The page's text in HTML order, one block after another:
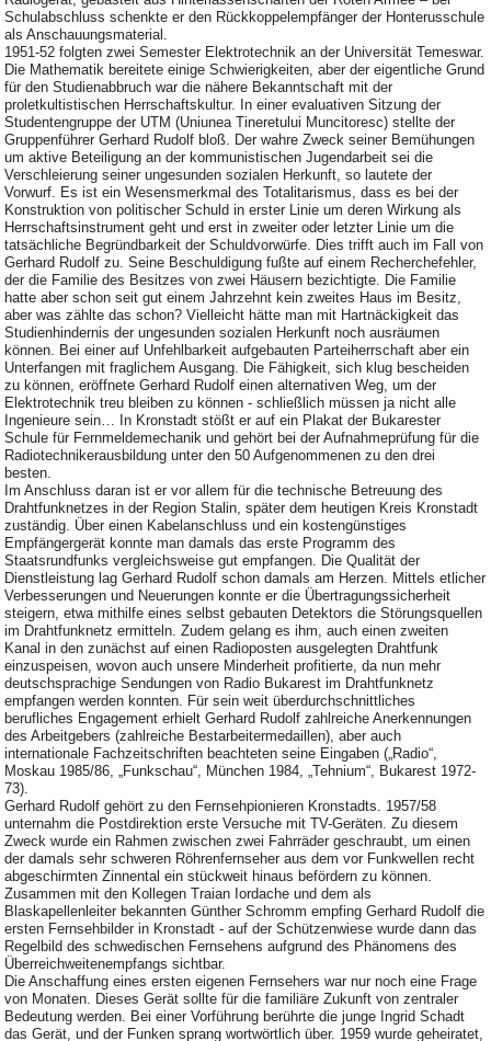
Schulabschluss schenkte er den Rückkoppelempfänger der Honterusschule
als Anschauungsmaterial.
1951-52 folgten zwei Semester Elektrotechnik an der Universität Temeswar.
Die Mathematik bereitete einige Schwierigkeiten, aber der eigentliche Grund
für den Studienabbruch war die nähere Bekanntschaft mit der
proletkultistischen Herrschaftskultur. In einer evaluativen Sitzung der
Studentengruppe der UTM (Uniunea Tineretului Muncitoresc) stellte der
Gruppenführer Gerhard Rudolf bloß. Der wahre Zweck seiner Bemühungen
um aktive Beteiligung an der kommunistischen Jugendarbeit sei die
Verschleierung seiner ungesunden sozialen Herkunft, so lautete der
Vorwurf. Es ist ein Wesensmerkmal des Totalitarismus, dass es bei der
Konstruktion von politischer Schuld in erster Linie um deren Wirkung als
Herrschaftsinstrument geht und erst in zweiter oder letzter Linie um die
tatsächliche Begründbarkeit der Schuldvorwürfe. Dies trifft auch im Fall von
Gerhard Rudolf zu. Seine Beschuldigung fußte auf einem Recherchefehler,
der die Familie des Besitzes von zwei Häusern bezichtigte. Die Familie
hatte aber schon seit gut einem Jahrzehnt kein zweites Haus im Besitz,
aber was zählte das schon? Vielleicht hätte man mit Hartnäckigkeit das
Studienhindernis der ungesunden sozialen Herkunft noch ausräumen
können. Bei einer auf Unfehlbarkeit aufgebauten Parteiherrschaft aber ein
Unterfangen mit fraglichem Ausgang. Die Fähigkeit, sich klug bescheiden
zu können, eröffnete Gerhard Rudolf einen alternativen Weg, um der
Elektrotechnik treu bleiben zu können - schließlich müssen ja nicht alle
Ingenieure sein… In Kronstadt stößt er auf ein Plakat der Bukarester
Schule für Fernmeldemechanik und gehört bei der Aufnahmeprüfung für die
Radiotechnikerausbildung unter den 50 Aufgenommenen zu den drei
besten.
Im Anschluss daran ist er vor allem für die technische Betreuung des
Drahtfunknetzes in der Region Stalin, später dem heutigen Kreis Kronstadt
zuständig. Über einen Kabelanschluss und ein kostengünstiges
Empfängergerät konnte man damals das erste Programm des
Staatsrundfunks vergleichsweise gut empfangen. Die Qualität der
Dienstleistung lag Gerhard Rudolf schon damals am Herzen. Mittels etlicher
Verbesserungen und Neuerungen konnte er die Übertragungssicherheit
steigern, etwa mithilfe eines selbst gebauten Detektors die Störungsquellen
im Drahtfunknetz ermitteln. Zudem gelang es ihm, auch einen zweiten
Kanal in den zunächst auf einen Radioposten ausgelegten Drahtfunk
einzuspeisen, wovon auch unsere Minderheit profitierte, da nun mehr
deutschsprachige Sendungen von Radio Bukarest im Drahtfunknetz
empfangen werden konnten. Für sein weit überdurchschnittliches
berufliches Engagement erhielt Gerhard Rudolf zahlreiche Anerkennungen
des Arbeitgebers (zahlreiche Bestarbeitermedaillen), aber auch
internationale Fachzeitschriften beachteten seine Eingaben („Radio“,
Moskau 1985/86, „Funkschau“, München 1984, „Tehnium“, Bukarest 1972-
73).
Gerhard Rudolf gehört zu den Fernsehpionieren Kronstadts. 1957/58
unternahm die Postdirektion erste Versuche mit TV-Geräten. Zu diesem
Zweck wurde ein Rahmen zwischen zwei Fahrräder geschraubt, um einen
der damals sehr schweren Röhrenfernseher aus dem vor Funkwellen recht
abgeschirmten Zinnental ein stückweit hinaus befördern zu können.
Zusammen mit den Kollegen Traian Iordache und dem als
Blaskapellenleiter bekannten Günther Schromm empfing Gerhard Rudolf die
ersten Fernsehbilder in Kronstadt - auf der Schützenwiese wurde dann das
Regelbild des schwedischen Fernsehens aufgrund des Phänomens des
Überreichweitenempfangs sichtbar.
Die Anschaffung eines ersten eigenen Fernsehers war nur noch eine Frage
von Monaten. Dieses Gerät sollte für die familiäre Zukunft von zentraler
Bedeutung werden. Bei einer Vorführung berührte die junge Ingrid Schadt
das Gerät, und der Funken sprang wortwörtlich über. 1959 wurde geheiratet,